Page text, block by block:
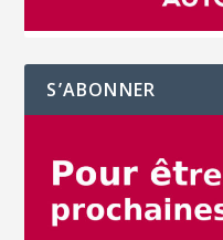
S’ABONNER